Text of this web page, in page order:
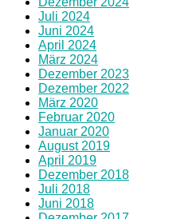
Juli 2024
Juni 2024
April 2024
März 2024
Dezember 2023
Dezember 2022
März 2020
Februar 2020
Januar 2020
August 2019
April 2019
Dezember 2018
Juli 2018
Juni 2018